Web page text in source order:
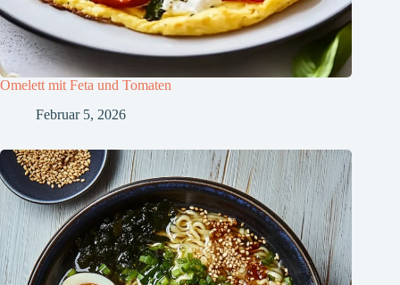
Omelett mit Feta und Tomaten
Februar 5, 2026